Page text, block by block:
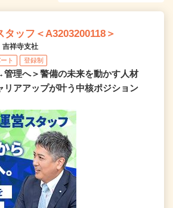
ッフ＜A3203200118＞
祥寺支社
ト 登録制
理へ＞警備の未来を動かす人材
リアアップが叶う中核ポジション